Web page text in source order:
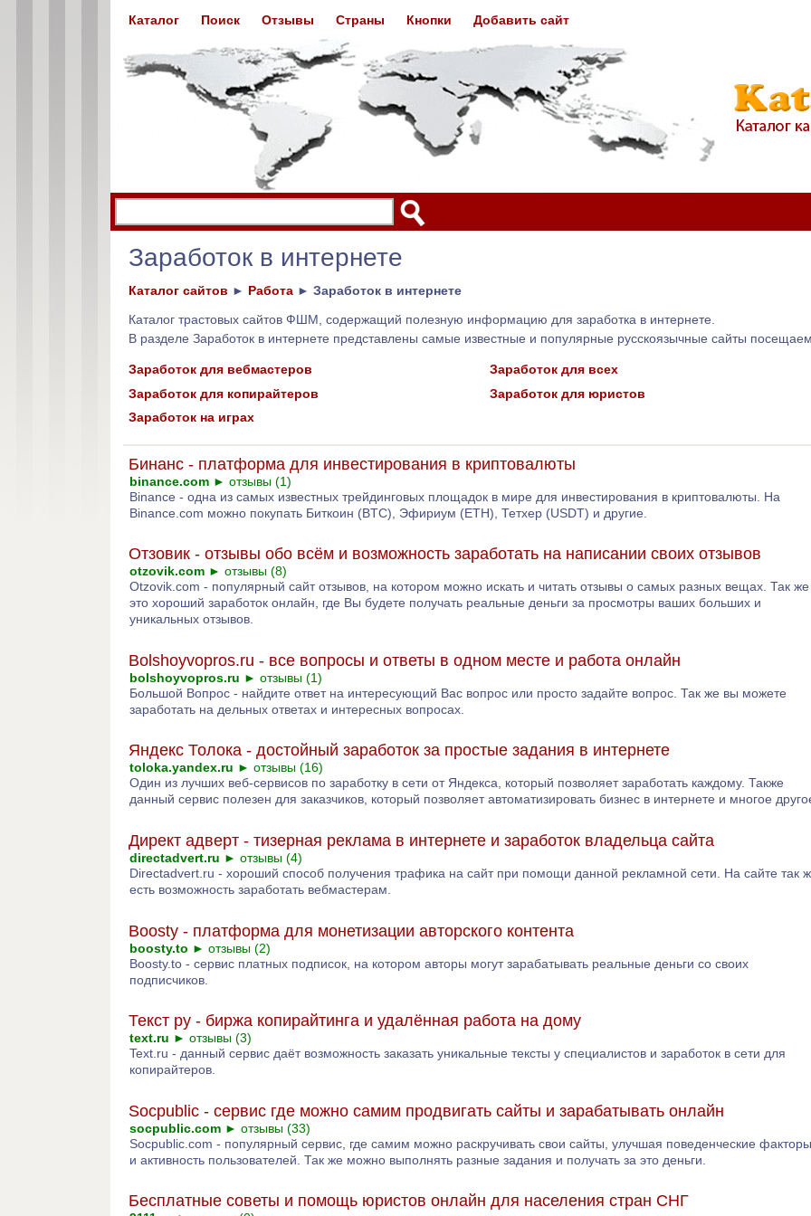
Заработок в интернете
Каталог сайтов ► Работа ► Заработок в интернете
Каталог трастовых сайтов ФШМ, содержащий полезную информацию для заработка в интернете.
В разделе Заработок в интернете представлены самые известные и популярные русскоязычные сайты
Заработок для вебмастеров
Заработок для всех
Заработок для копирайтеров
Заработок для юристов
Заработок на играх
Бинанс - платформа для инвестирования в криптовалюты
binance.com ► отзывы (1)
Binance - одна из самых известных трейдинговых площадок в мире для инвестирования в криптовалюты. На
Binance.com можно покупать Биткоин (BTC), Эфириум (ETH), Тетхер (USDT) и другие.
Отзовик - отзывы обо всём и возможность заработать на написании своих отзывов
otzovik.com ► отзывы (8)
Otzovik.com - популярный сайт отзывов, на котором можно искать и читать отзывы о самых разных вещах. Так же
это хороший заработок онлайн, где Вы будете получать реальные деньги за просмотры ваших больших и
уникальных отзывов.
Bolshoyvopros.ru - все вопросы и ответы в одном месте и работа онлайн
bolshoyvopros.ru ► отзывы (1)
Большой Вопрос - найдите ответ на интересующий Вас вопрос или просто задайте вопрос. Так же вы можете
заработать на дельных ответах и интересных вопросах.
Яндекс Толока - достойный заработок за простые задания в интернете
toloka.yandex.ru ► отзывы (16)
Один из лучших веб-сервисов по заработку в сети от Яндекса, который позволяет заработать каждому. Также
данный сервис полезен для заказчиков, который позволяет автоматизировать бизнес в интернете и многое
Директ адверт - тизерная реклама в интернете и заработок владельца сайта
directadvert.ru ► отзывы (4)
Directadvert.ru - хороший способ получения трафика на сайт при помощи данной рекламной сети. На сайте так
есть возможность заработать вебмастерам.
Boosty - платформа для монетизации авторского контента
boosty.to ► отзывы (2)
Boosty.to - сервис платных подписок, на котором авторы могут зарабатывать реальные деньги со своих
подписчиков.
Текст ру - биржа копирайтинга и удалённая работа на дому
text.ru ► отзывы (3)
Text.ru - данный сервис даёт возможность заказать уникальные тексты у специалистов и заработок в сети для
копирайтеров.
Socpublic - сервис где можно самим продвигать сайты и зарабатывать онлайн
socpublic.com ► отзывы (33)
Socpublic.com - популярный сервис, где самим можно раскручивать свои сайты, улучшая поведенческие факторы
и активность пользователей. Так же можно выполнять разные задания и получать за это деньги.
Бесплатные советы и помощь юристов онлайн для населения стран СНГ
Каталог Поиск Отзывы Страны Кнопки Добавить сайт